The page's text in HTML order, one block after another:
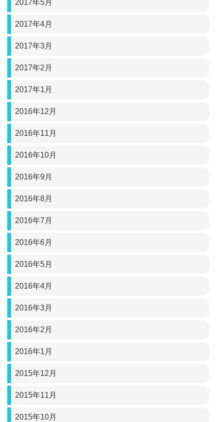
2017年5月
2017年4月
2017年3月
2017年2月
2017年1月
2016年12月
2016年11月
2016年10月
2016年9月
2016年8月
2016年7月
2016年6月
2016年5月
2016年4月
2016年3月
2016年2月
2016年1月
2015年12月
2015年11月
2015年10月